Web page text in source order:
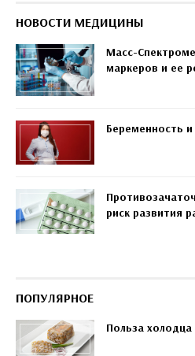
НОВОСТИ МЕДИЦИНЫ
Масс-
маркеров и ее
Беременность
риск развития
ПОПУЛЯРНОЕ
Польза